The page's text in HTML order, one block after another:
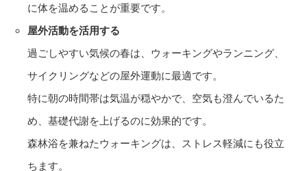
に体を温めることが重要です。
屋外活動を活用する
過ごしやすい気候の春は、ウォーキングやランニング、
サイクリングなどの屋外運動に最適です。
特に朝の時間帯は気温が穏やかで、空気も澄んでいるた
め、基礎代謝を上げるのに効果的です。
森林浴を兼ねたウォーキングは、ストレス軽減にも役立
ちます。